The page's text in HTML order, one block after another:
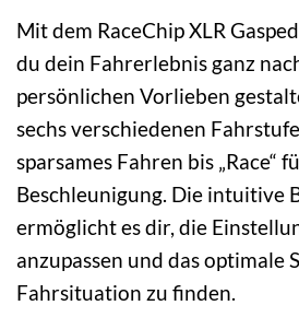
Mit dem RaceChip XLR
du dein Fahrerlebnis ganz
persönlichen Vorlieben
sechs verschiedenen
sparsames Fahren bis „Race“
Beschleunigung. Die intuitive
ermöglicht es dir, die
anzupassen und das optimale
Fahrsituation zu finden.